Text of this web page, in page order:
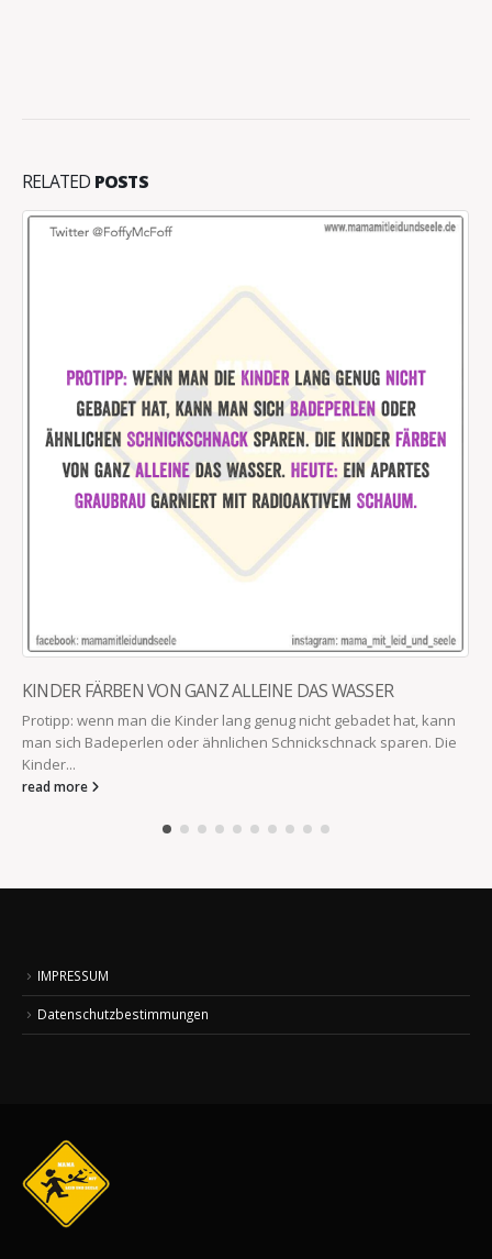
RELATED POSTS
KINDER FÄRBEN VON GANZ ALLEINE DAS WASSER
Protipp: wenn man die Kinder lang genug nicht gebadet hat, kann
man sich Badeperlen oder ähnlichen Schnickschnack sparen. Die
Kinder...
read more
IMPRESSUM
Datenschutzbestimmungen